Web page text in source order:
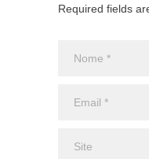
Required fields